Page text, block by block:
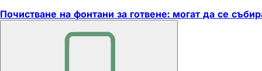
Почистване на фонтани за готвене: могат да се